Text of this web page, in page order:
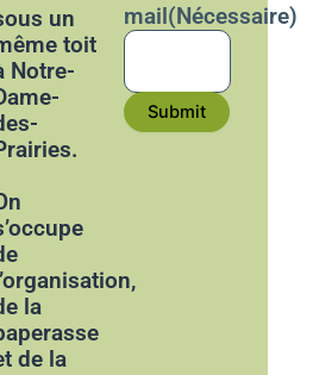
un
toit
Notre-
la
de la
mail(Nécessaire)
Submit